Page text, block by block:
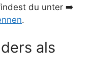
du unter ➡️
.
als